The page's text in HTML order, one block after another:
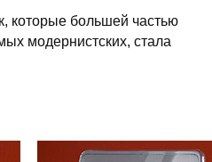
которые большей частью
модернистских, стала